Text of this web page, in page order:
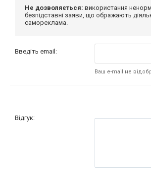
Не дозволяється: використання
безпідставні заяви, що ображають
самореклама.
Введіть email:
Ваш e-mail не
Відгук: